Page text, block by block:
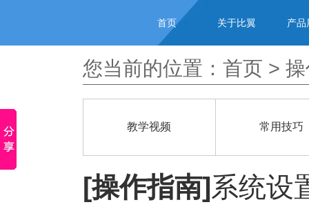
首页 关于比翼 产品
您当前的位置： 首页 >
教学视频 常用技巧
[操作指南]系统设